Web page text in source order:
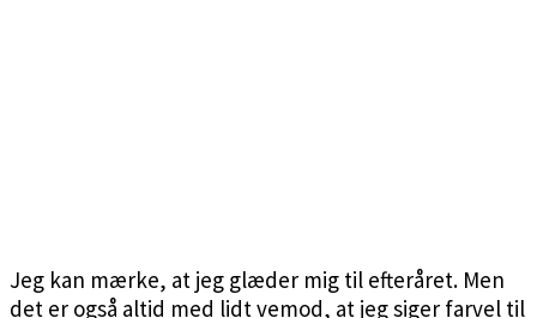
Jeg kan mærke, at jeg glæder mig til efteråret. Men
det er også altid med lidt vemod, at jeg siger farvel til